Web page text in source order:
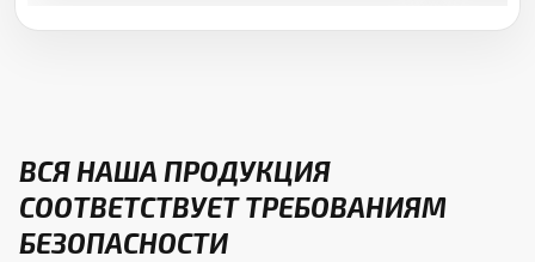
ВСЯ НАША ПРОДУКЦИЯ
СООТВЕТСТВУЕТ ТРЕБОВАНИЯМ
БЕЗОПАСНОСТИ